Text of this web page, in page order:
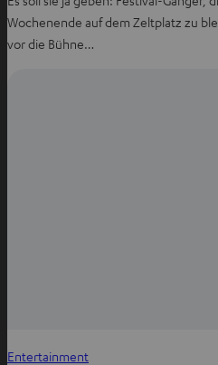
Wochenende auf dem Zeltplatz zu
vor die Bühne…
Entertainment